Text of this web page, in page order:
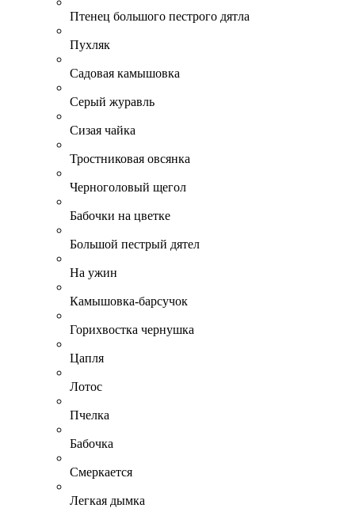
Птенец большого пестрого дятла
Пухляк
Садовая камышовка
Серый журавль
Сизая чайка
Тростниковая овсянка
Черноголовый щегол
Бабочки на цветке
Большой пестрый дятел
На ужин
Камышовка-барсучок
Горихвостка чернушка
Цапля
Лотос
Пчелка
Бабочка
Смеркается
Легкая дымка